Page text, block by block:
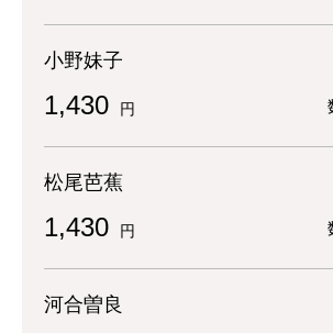
小野妹子
1,430 円
松尾芭蕉
1,430 円
河合曽良